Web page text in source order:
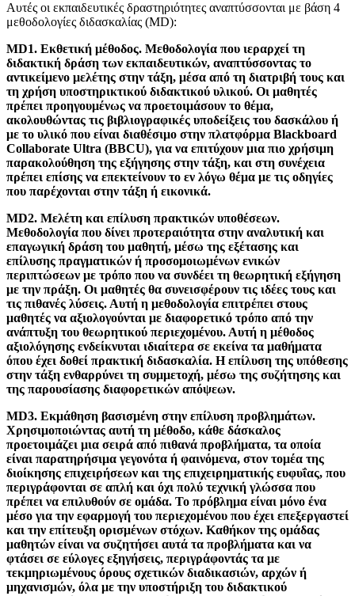
Αυτές οι εκπαιδευτικές δραστηριότητες αναπτύσσονται με βάση 4
μεθοδολογίες διδασκαλίας (MD):
MD1. Εκθετική μέθοδος. Μεθοδολογία που ιεραρχεί τη
διδακτική δράση των εκπαιδευτικών, αναπτύσσοντας το
αντικείμενο μελέτης στην τάξη, μέσα από τη διατριβή τους και
τη χρήση υποστηρικτικού διδακτικού υλικού. Οι μαθητές
πρέπει προηγουμένως να προετοιμάσουν το θέμα,
ακολουθώντας τις βιβλιογραφικές υποδείξεις του δασκάλου ή
με το υλικό που είναι διαθέσιμο στην πλατφόρμα Blackboard
Collaborate Ultra (BBCU), για να επιτύχουν μια πιο χρήσιμη
παρακολούθηση της εξήγησης στην τάξη, και στη συνέχεια
πρέπει επίσης να επεκτείνουν το εν λόγω θέμα με τις οδηγίες
που παρέχονται στην τάξη ή εικονικά.
MD2. Μελέτη και επίλυση πρακτικών υποθέσεων.
Μεθοδολογία που δίνει προτεραιότητα στην αναλυτική και
επαγωγική δράση του μαθητή, μέσω της εξέτασης και
επίλυσης πραγματικών ή προσομοιωμένων ενικών
περιπτώσεων με τρόπο που να συνδέει τη θεωρητική εξήγηση
με την πράξη. Οι μαθητές θα συνεισφέρουν τις ιδέες τους και
τις πιθανές λύσεις. Αυτή η μεθοδολογία επιτρέπει στους
μαθητές να αξιολογούνται με διαφορετικό τρόπο από την
ανάπτυξη του θεωρητικού περιεχομένου. Αυτή η μέθοδος
αξιολόγησης ενδείκνυται ιδιαίτερα σε εκείνα τα μαθήματα
όπου έχει δοθεί πρακτική διδασκαλία. Η επίλυση της υπόθεσης
στην τάξη ενθαρρύνει τη συμμετοχή, μέσω της συζήτησης και
της παρουσίασης διαφορετικών απόψεων.
MD3. Εκμάθηση βασισμένη στην επίλυση προβλημάτων.
Χρησιμοποιώντας αυτή τη μέθοδο, κάθε δάσκαλος
προετοιμάζει μια σειρά από πιθανά προβλήματα, τα οποία
είναι παρατηρήσιμα γεγονότα ή φαινόμενα, στον τομέα της
διοίκησης επιχειρήσεων και της επιχειρηματικής ευφυΐας, που
περιγράφονται σε απλή και όχι πολύ τεχνική γλώσσα που
πρέπει να επιλυθούν σε ομάδα. Το πρόβλημα είναι μόνο ένα
μέσο για την εφαρμογή του περιεχομένου που έχει επεξεργαστεί
και την επίτευξη ορισμένων στόχων. Καθήκον της ομάδας
μαθητών είναι να συζητήσει αυτά τα προβλήματα και να
φτάσει σε εύλογες εξηγήσεις, περιγράφοντάς τα με
τεκμηριωμένους όρους σχετικών διαδικασιών, αρχών ή
μηχανισμών, όλα με την υποστήριξη του διδακτικού